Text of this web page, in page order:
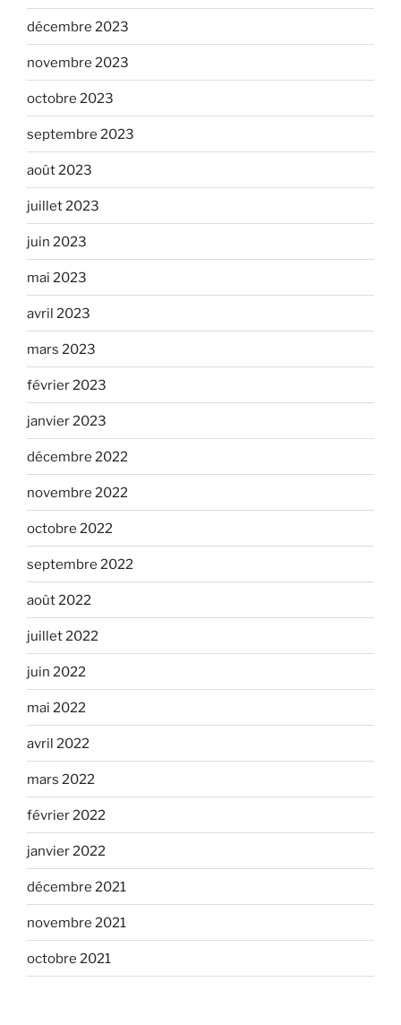
décembre 2023
novembre 2023
octobre 2023
septembre 2023
août 2023
juillet 2023
juin 2023
mai 2023
avril 2023
mars 2023
février 2023
janvier 2023
décembre 2022
novembre 2022
octobre 2022
septembre 2022
août 2022
juillet 2022
juin 2022
mai 2022
avril 2022
mars 2022
février 2022
janvier 2022
décembre 2021
novembre 2021
octobre 2021